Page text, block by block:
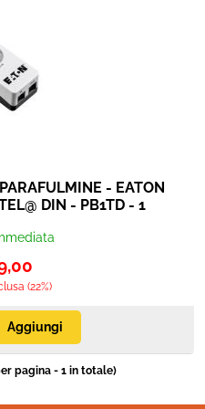
adattatori
musicali
- EATON
DIN - PB1TD - 1
(22%)
pagina - 1 in totale)